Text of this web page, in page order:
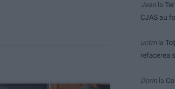
Jean la
CJAS au
uctmla
refacerea
Dorin la